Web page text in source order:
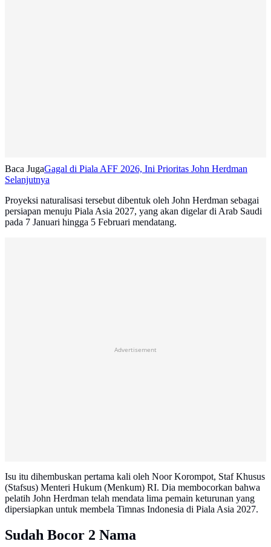
Baca JugaGagal di Piala AFF 2026, Ini Prioritas John Herdman
Selanjutnya
Proyeksi naturalisasi tersebut dibentuk oleh John Herdman sebagai
persiapan menuju Piala Asia 2027, yang akan digelar di Arab Saudi
pada 7 Januari hingga 5 Februari mendatang.
Advertisement
Isu itu dihembuskan pertama kali oleh Noor Korompot, Staf Khusus
(Stafsus) Menteri Hukum (Menkum) RI. Dia membocorkan bahwa
pelatih John Herdman telah mendata lima pemain keturunan yang
dipersiapkan untuk membela Timnas Indonesia di Piala Asia 2027.
Sudah Bocor 2 Nama